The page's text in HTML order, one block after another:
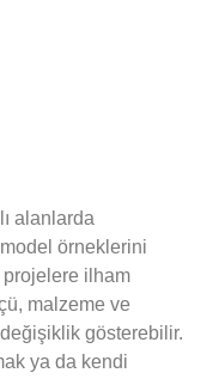
alanlarda
örneklerini
ilham
malzeme ve
gösterebilir.
ya da kendi